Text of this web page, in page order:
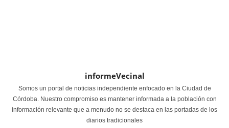
informeVecinal
Somos un portal de noticias independiente enfocado en la Ciudad de
Córdoba. Nuestro compromiso es mantener informada a la población con
información relevante que a menudo no se destaca en las portadas de los
diarios tradicionales